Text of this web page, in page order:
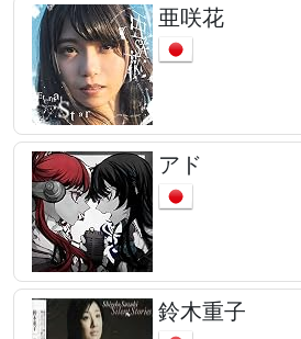
亜咲花
アド
鈴木重子